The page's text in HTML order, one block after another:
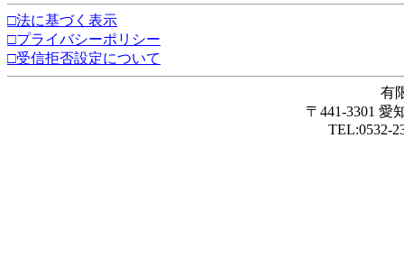
□法に基づく表示
□プライバシーポリシー
□受信拒否設定について
有
〒441-3301 愛
TEL:0532-